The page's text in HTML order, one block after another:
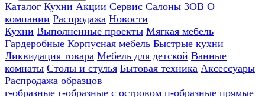
Каталог Кухни Акции Сервис Салоны ЗОВ О
компании Распродажа Новости
Кухни Выполненные проекты Мягкая мебель
Гардеробные Корпусная мебель Быстрые кухни
Ликвидация товара Мебель для детской Ванные
комнаты Столы и стулья Бытовая техника Аксессуары
Распродажа образцов
г-образные г-образные с островом п-образные прямые